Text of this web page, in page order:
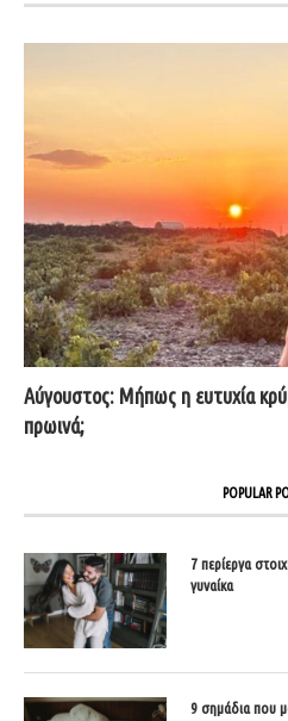
Αύγουστος: Μήπως η ευτυχία
πρωινά;
POPULAR
7 περίεργα
γυναίκα
9 σημάδια που